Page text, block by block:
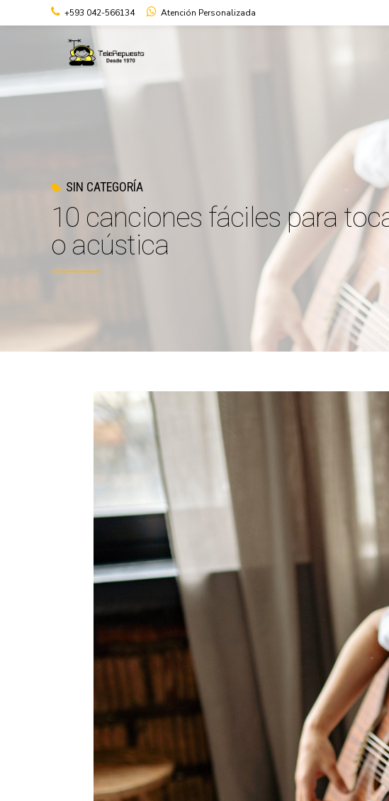
+593 042-566134 Atención Personalizada
SIN CATEGORÍA
10 canciones fáciles para
o acústica